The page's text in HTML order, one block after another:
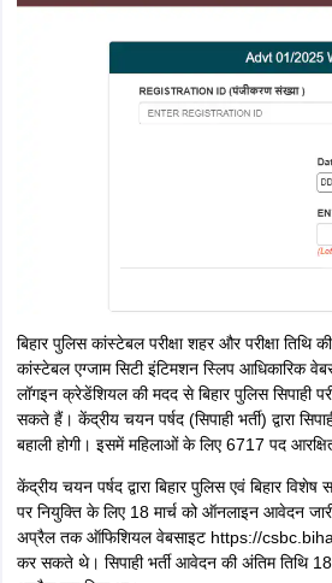
की तिथि को सुबह 10:30 बजे तक डाउनलोड के लिए
कांस्टेबल लिखित परीक्षा 16 जुलाई से 3 अगस्त
बिहार पुलिस भर्ती परीक्षा के लिए परीक्षा तिथि के
पत्र जारी होने की तिथियां देखें -